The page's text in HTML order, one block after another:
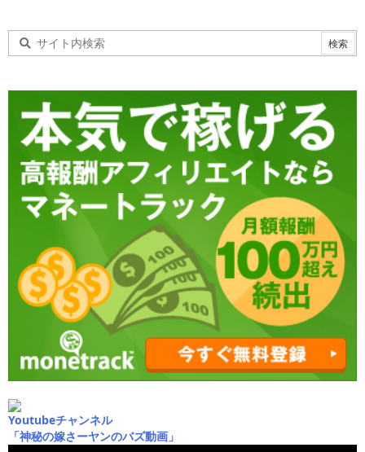
Youtubeチャンネル
「神秘の嫁さーヤンのバズ動画」